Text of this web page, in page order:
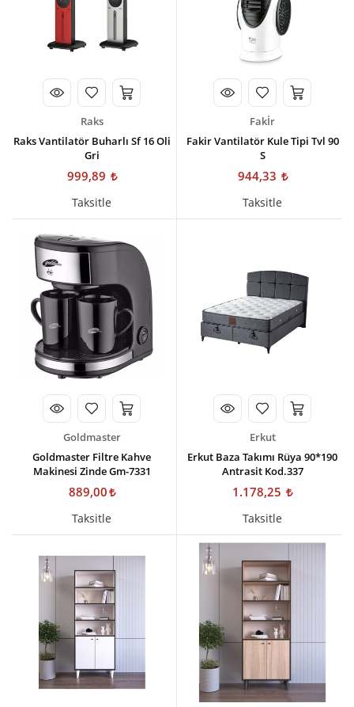
Raks
Raks Vantilatör Buharlı Sf 16 Oli
Gri
999,89
Taksitle
Fakİr
Fakir Vantilatör Kule Tipi Tvl 90
S
944,33
Taksitle
Goldmaster
Goldmaster Filtre Kahve
Makinesi Zinde Gm-7331
889,00
Taksitle
Erkut
Erkut Baza Takımı Rüya 90*190
Antrasit Kod.337
1.178,25
Taksitle